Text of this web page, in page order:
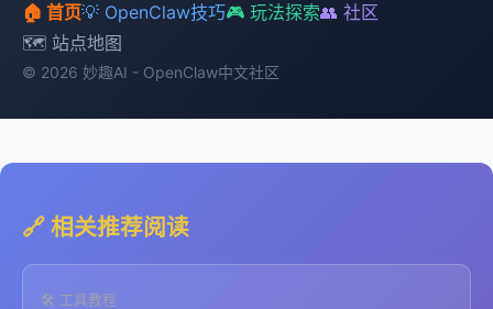
🏠 首页💡 OpenClaw技巧🎮 玩法探索👥 社区
🗺️ 站点地图
© 2026 妙趣AI - OpenClaw中文社区
🔗 相关推荐阅读
🛠️ 工具教程